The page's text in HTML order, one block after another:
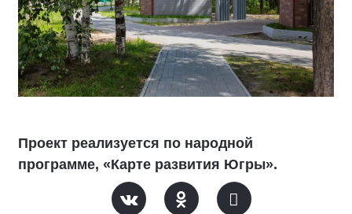
Проект реализуется по народной
программе, «Карте развития Югры».